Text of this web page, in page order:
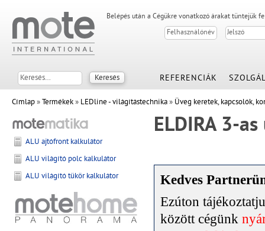
Belépés után a Cégükre vonatkozó árakat tüntejük
REFERENCIÁK
Címlap»Termékek» LEDline - világítástechnika» Üveg keretek, kapcsolók,
ELDIRA 3-
Kedves
Ezúton
között cégünk
ALU ajtófront kalkulátor
ALU világító polc kalkulátor
ALU világító tükör kalkulátor